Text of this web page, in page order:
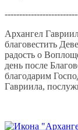
Архангел
благовестить
радость о
день после
благодарим
Гавриила,